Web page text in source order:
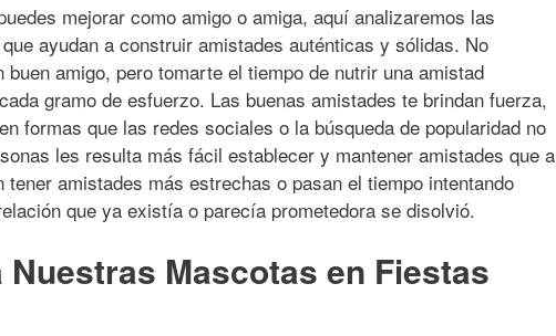
mejorar como amigo o amiga, aquí analizaremos las
ayudan a construir amistades auténticas y sólidas. No
amigo, pero tomarte el tiempo de nutrir una amistad
gramo de esfuerzo. Las buenas amistades te brindan fuerza,
formas que las redes sociales o la búsqueda de popularidad no
les resulta más fácil establecer y mantener amistades que a
tener amistades más estrechas o pasan el tiempo intentando
que ya existía o parecía prometedora se disolvió.
Nuestras Mascotas en Fiestas